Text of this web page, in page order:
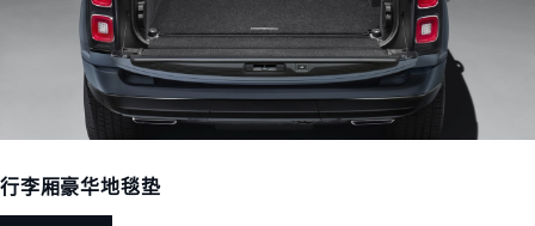
行李厢豪华地毯垫